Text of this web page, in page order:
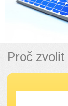
Proč zvolit